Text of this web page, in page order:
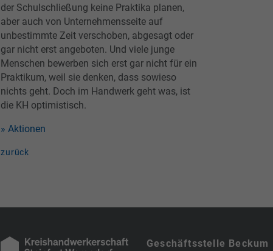
der Schulschließung keine Praktika planen,
aber auch von Unternehmensseite auf
unbestimmte Zeit verschoben, abgesagt oder
gar nicht erst angeboten. Und viele junge
Menschen bewerben sich erst gar nicht für ein
Praktikum, weil sie denken, dass sowieso
nichts geht. Doch im Handwerk geht was, ist
die KH optimistisch.
» Aktionen
zurück
Geschäftsstelle Beckum